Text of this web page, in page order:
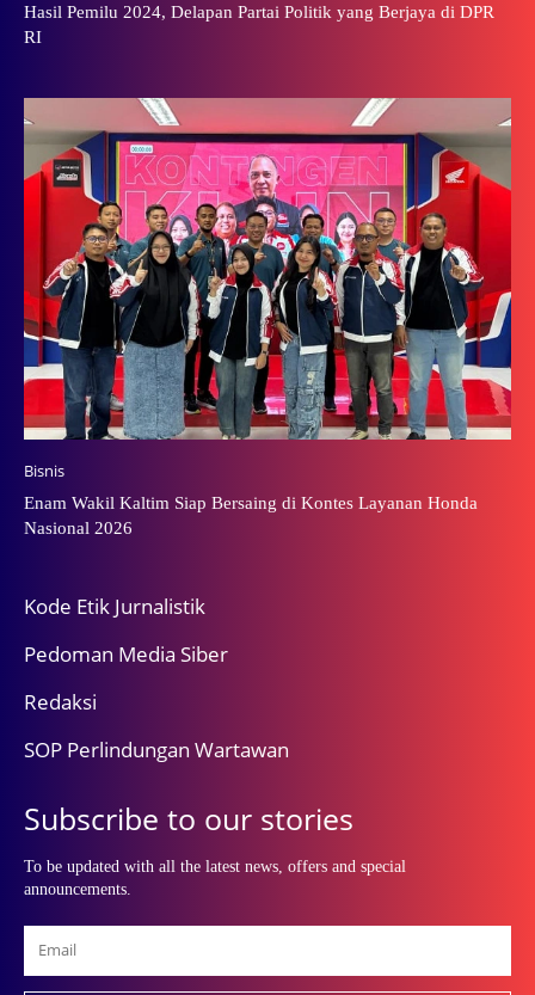
Hasil Pemilu 2024, Delapan Partai Politik yang Berjaya di DPR
RI
Bisnis
Enam Wakil Kaltim Siap Bersaing di Kontes Layanan Honda
Nasional 2026
Kode Etik Jurnalistik
Pedoman Media Siber
Redaksi
SOP Perlindungan Wartawan
Subscribe to our stories
To be updated with all the latest news, offers and special
announcements.